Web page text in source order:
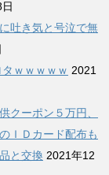
吐き気と号泣で無
ｗｗｗｗｗ 2021
クーポン５万円、
ＩＤカード配布も
と交換 2021年12